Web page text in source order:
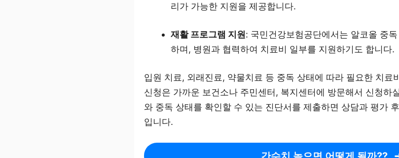
리가 가능한 지원을 제공합니다.
재활 프로그램 지원: 국민건강보험공단에서는 알코올 중
하며, 병원과 협력하여 치료비 일부를 지원하기도 합니다.
입원 치료, 외래진료, 약물치료 등 중독 상태에 따라 필요한 치료
신청은 가까운 보건소나 주민센터, 복지센터에 방문해서 신청하
와 중독 상태를 확인할 수 있는 진단서를 제출하면 상담과 평가
입니다.